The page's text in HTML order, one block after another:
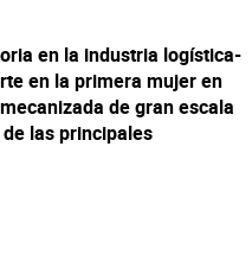
en la industria logística-
en la primera mujer en
de gran escala
las principales